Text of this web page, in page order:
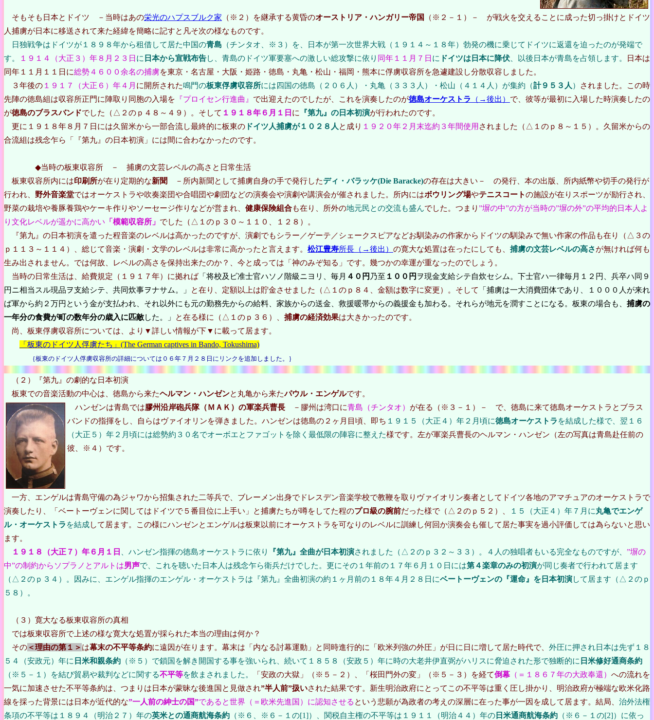
そもそも日本とドイツ －当時はあの栄光のハプスブルク家 （※２）を継承する黄昏のオーストリア・ハンガリー帝国
（※２－１）－ が戦火を交えることに成った切っ掛けとドイツ
人捕虜が日本に移送されて来た経緯を簡略に記すと凡そ次の様なものです。
日独戦争はドイツが１８９８年から租借して居た中国の青島 （チンタオ、※３）を、日本が第一次世界大戦（１９１４～１８年）勃発の機に乗じてドイツに返還を迫ったのが発端で
す。
１９１４（大正３）年８月２３日 に 日本から宣戦布告し、青島のドイツ軍要塞への激しい総攻撃に依り 同年１１月７日 に ドイツは日本に降伏 、以後日本が青島を占領します。
日本は
同年１１月１１日に総勢４６００余名の捕虜を東京・名古屋・大阪・姫路・徳島・丸亀・松山・福岡・熊本に俘虜収容所を急遽建設し分散収容しました。
３年後の １９１７（大正６）年４月 に開所された鳴門の板東俘虜収容所には四国の徳島（２０６人）・丸亀（３３３人）・松山（４１４人）が集約（計９５３人 ）
されました。この時
先陣の徳島組は収容所正門に陣取り同胞の入場を 『プロイセン行進曲』 で出迎えたのでしたが、これを演奏したのが徳島オーケストラ （→後出） で、彼等が最初に入場した時演奏したの
が徳島のブラスバンドでした（△２のｐ４８～４９）。そして １９１８年６月１日 に 『第九』の日本初演が行われたのです。
更に１９１８年８月７日には久留米から一部合流し最終的に板東の ドイツ人捕虜が１０２８人 と成り １９２０年２月末迄約３年間使用 されました（△１のｐ８～１５）。久留米からの
合流組は残念乍ら「『第九』の日本初演」には間に合わなかったのです。
◆当時の板東収容所 － 捕虜の文芸レベルの高さと日常生活
板東収容所内には印刷所が在り定期的な新聞 －所内新聞として捕虜自身の手で発行したディ・バラッケ(Die Baracke)の存在は大きい－ の発行、本の出版、所内紙幣や切手の発行が
行われ、 野外音楽堂ではオーケストラや吹奏楽団や合唱団や劇団などの演奏会や演劇や講演会が催されました。所内にはボウリング場やテニスコートの施設が在りスポーツが励行され、
野菜の栽培や養豚養鶏やケーキ作りやソーセージ作りなどが営まれ、 健康保険組合も在り、所外の地元民との交流も盛んでした。つまり ”塀の中”の方が当時の”塀の外”の平均的日本人よ
り文化レベルが遥かに高かい 「模範収容所」 でした（△１のｐ３０～１１０、１２８）。
『第九』の日本初演を遣った程音楽のレベルは高かったのですが、演劇でもシラー／ゲーテ／シェークスピアなどお馴染みの作家からドイツの馴染みで無い作家の作品も在り（△３の
ｐ１１３～１１４）、総じて音楽・演劇・文学のレベルは非常に高かったと言えます。 松江豊寿所長（→後出） の寛大な処置は在ったにしても、 捕虜の文芸レベルの高さが無ければ何も
生み出されません。では何故、レベルの高さを保持出来たのか？、今と成っては「神のみぞ知る」です。幾つかの幸運が重なったのでしょう。
当時の日常生活は、給費規定（１９１７年）に拠れば 「将校及ビ准士官ハソノ階級ニヨリ、毎月 ４０円 乃至 １００円 ヲ現金支給シテ自炊セシム。下士官ハ一律毎月１２円、兵卒ハ同９
円ニ相当スル現品ヲ支給シテ、共同炊事ヲナサム。」
と在り、定額以上は貯金させました（△１のｐ８４、金額は数字に変更）。そして
「捕虜は一大消費団体であり、１０００人が来れ
ば軍から約２万円という金が支払われ、それ以外にも元の勤務先からの給料、家族からの送金、救援暖帯からの義援金も加わる。それらが地元を潤すことになる。板東の場合も、 捕虜の
一年分の食費が町の数年分の歳入に匹敵した。」 と在る様に（△１のｐ３６）、 捕虜の経済効果は大きかったのです。
尚、板東俘虜収容所については、より▼詳しい情報が下▼に載って居ます。
「板東のドイツ人俘虜たち」(The German captives in Bando, Tokushima)
｛板東のドイツ人俘虜収容所の詳細については０６年７月２８日にリンクを追加しました。｝
（２）『第九』の劇的な日本初演
板東での音楽活動の中心は、徳島から来たヘルマン・ハンゼンと丸亀から来たパウル・エンゲルです。
ハンゼンは青島では膠州沿岸砲兵隊（ＭＡＫ）の軍楽兵曹長 －膠州は湾口に青島（チンタオ） が在る（※３－１）－ で、徳島に来て徳島オーケストラとブラス
バンドの指揮をし、自らはヴァイオリンを弾きました。ハンゼンは徳島の２ヶ月目頃、即ち １９１５（大正４）年２月頃に徳島オーケストラ を結成した様で、翌１６
（大正５）年２月頃には総勢約３０名でオーボエとファゴットを除く最低限の陣容に整えた様です。左が軍楽兵曹長のヘルマン・ハンゼン（左の写真は青島赴任前の
彼、※４）です。
一方、エンゲルは青島守備の為ジャワから招集された二等兵で、ブレーメン出身でドレスデン音楽学校で教鞭を取りヴァイオリン奏者としてドイツ各地のアマチュアのオーケストラで
演奏したり、「ベートーヴェンに関してはドイツで５番目位に上手い」と捕虜たちが噂をしてた程のプロ級の腕前だった様で（△２のｐ５２）、 １５（大正４）年７月に丸亀でエンゲ
ル・オーケストラ を結成して居ます。この様にハンゼンとエンゲルは板東以前にオーケストラを可なりのレベルに訓練し何回か演奏会も催して居た事実を過小評価しては為らないと思い
ます。
１９１８（大正７）年６月１日
、ハンゼン指揮の徳島オーケストラに依り 『第九』全曲が日本初演されました（△２のｐ３２～３３）。４人の独唱者もいる完全なものですが、 ”塀の
中”の制約からソプラノとアルトは男声で、これを聴いた日本人は残念乍ら衛兵だけでした。更にその１年前の１７年６月１０日には第４楽章のみの初演が同じ奏者で行われて居ます
（△２のｐ３４）。因みに、エンゲル指揮のエンゲル・オーケストラは『第九』全曲初演の約１ヶ月前の１８年４月２８日にベートーヴェンの『運命』を日本初演して居ます（△２のｐ
５８）。
（３）寛大なる板東収容所の真相
では板東収容所で上述の様な寛大な処置が採られた本当の理由は何か？
その ＜理由の第１＞ は幕末の不平等条約に遠因が在ります。幕末は「内なる討幕運動」と同時進行的に「欧米列強の外圧」が日に日に増して居た時代で、 外圧に押され日本は先ず１８
５４（安政元）年に 日米和親条約 （※５）で鎖国を解き開国する事を強いられ、続いて１８５８（安政５）年に時の大老井伊直弼がハリスに脅迫された形で独断的に 日米修好通商条約
（※５－１）を結び貿易や裁判などに関する不平等を飲まされました。 「安政の大獄」（※５－２）、「桜田門外の変」（※５－３）を経て倒幕 （＝１８６７年の大政奉還） への流れを
一気に加速させた不平等条約は、つまりは日本が蒙昧な後進国と見做され”半人前”扱いされた結果です。新生明治政府にとってこの不平等は重く圧し掛かり、明治政府が極端な欧米化路
線を採った背景には日本が近代的な”一人前の紳士の国”であると世界（＝欧米先進国）に認知させる という悲願が為政者の考えの深層に在った事が一因を成して居ます。結局、 治外法権
条項の不平等は１８９４（明治２７）年の英米との通商航海条約 （※６、※６－１の[1]）、関税自主権の不平等は１９１１（明治４４）年の 日米通商航海条約 （※６－１の[2]）に依っ